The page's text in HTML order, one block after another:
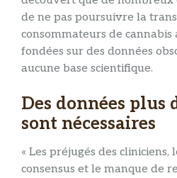
de ne pas poursuivre la
consommateurs de cannabis
fondées sur des données
aucune base scientifique.
Des données plus
sont nécessaires
« Les préjugés des cliniciens,
consensus et le manque de